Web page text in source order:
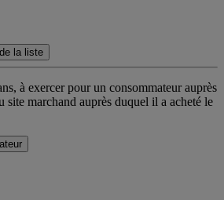
la liste
à exercer pour un consommateur auprès
site marchand auprès duquel il a acheté le